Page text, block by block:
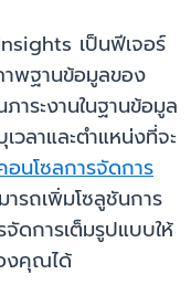
เป็นฟีเจอร์
พฐานข้อมูลของ
าระงานในฐานข้อมูล
ลาและตำแหน่งที่จะ
อนโซลการจัดการ
รถเพิ่มโซลูชันการ
ดการเต็มรูปแบบให้
งคุณได้